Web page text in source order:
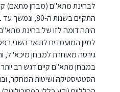
לבחינת מתא"ם (מבחן מתאם)
היתה דומה לזו של בחינת
למיון המועמדים לתואר השני
גירסה מאוחרת למבחן מיכא"ל,
במבחן מתא"ם קיים דגש רב
הסטטיסטיקה ושיטות המחקר,